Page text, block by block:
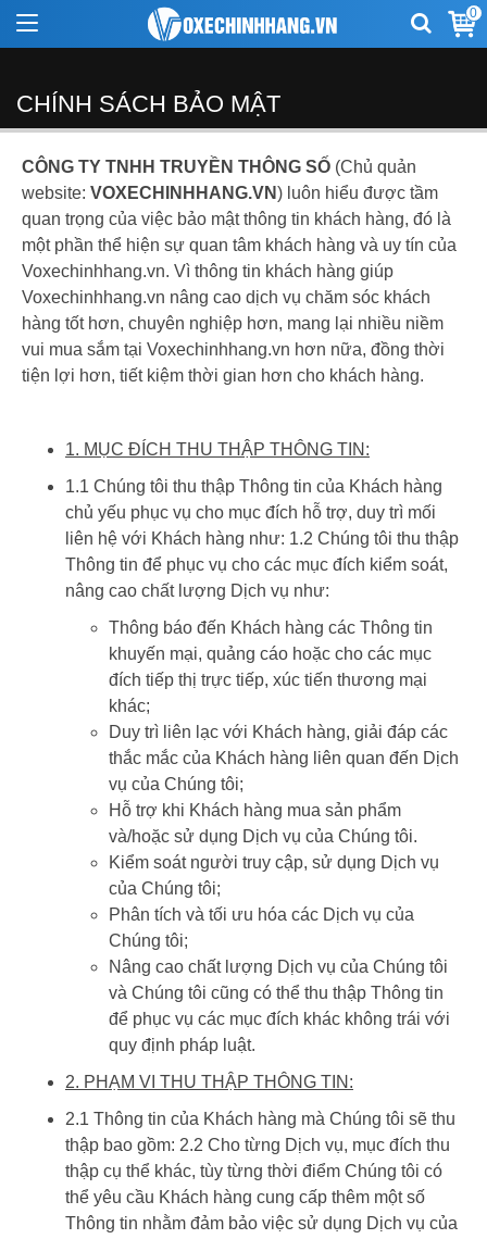
0
CHÍNH SÁCH BẢO MẬT
CÔNG TY TNHH TRUYỀN THÔNG SỐ (Chủ quản
website: VOXECHINHHANG.VN) luôn hiểu được tầm
quan trọng của việc bảo mật thông tin khách hàng, đó là
một phần thể hiện sự quan tâm khách hàng và uy tín của
Voxechinhhang.vn. Vì thông tin khách hàng giúp
Voxechinhhang.vn nâng cao dịch vụ chăm sóc khách
hàng tốt hơn, chuyên nghiệp hơn, mang lại nhiều niềm
vui mua sắm tại Voxechinhhang.vn hơn nữa, đồng thời
tiện lợi hơn, tiết kiệm thời gian hơn cho khách hàng.
1. MỤC ĐÍCH THU THẬP THÔNG TIN:
1.1 Chúng tôi thu thập Thông tin của Khách hàng
chủ yếu phục vụ cho mục đích hỗ trợ, duy trì mối
liên hệ với Khách hàng như: 1.2 Chúng tôi thu thập
Thông tin để phục vụ cho các mục đích kiểm soát,
nâng cao chất lượng Dịch vụ như:
Thông báo đến Khách hàng các Thông tin
khuyến mại, quảng cáo hoặc cho các mục
đích tiếp thị trực tiếp, xúc tiến thương mại
khác;
Duy trì liên lạc với Khách hàng, giải đáp các
thắc mắc của Khách hàng liên quan đến Dịch
vụ của Chúng tôi;
Hỗ trợ khi Khách hàng mua sản phẩm
và/hoặc sử dụng Dịch vụ của Chúng tôi.
Kiểm soát người truy cập, sử dụng Dịch vụ
của Chúng tôi;
Phân tích và tối ưu hóa các Dịch vụ của
Chúng tôi;
Nâng cao chất lượng Dịch vụ của Chúng tôi
và Chúng tôi cũng có thể thu thập Thông tin
để phục vụ các mục đích khác không trái với
quy định pháp luật.
2. PHẠM VI THU THẬP THÔNG TIN:
2.1 Thông tin của Khách hàng mà Chúng tôi sẽ thu
thập bao gồm: 2.2 Cho từng Dịch vụ, mục đích thu
thập cụ thể khác, tùy từng thời điểm Chúng tôi có
thể yêu cầu Khách hàng cung cấp thêm một số
Thông tin nhằm đảm bảo việc sử dụng Dịch vụ của